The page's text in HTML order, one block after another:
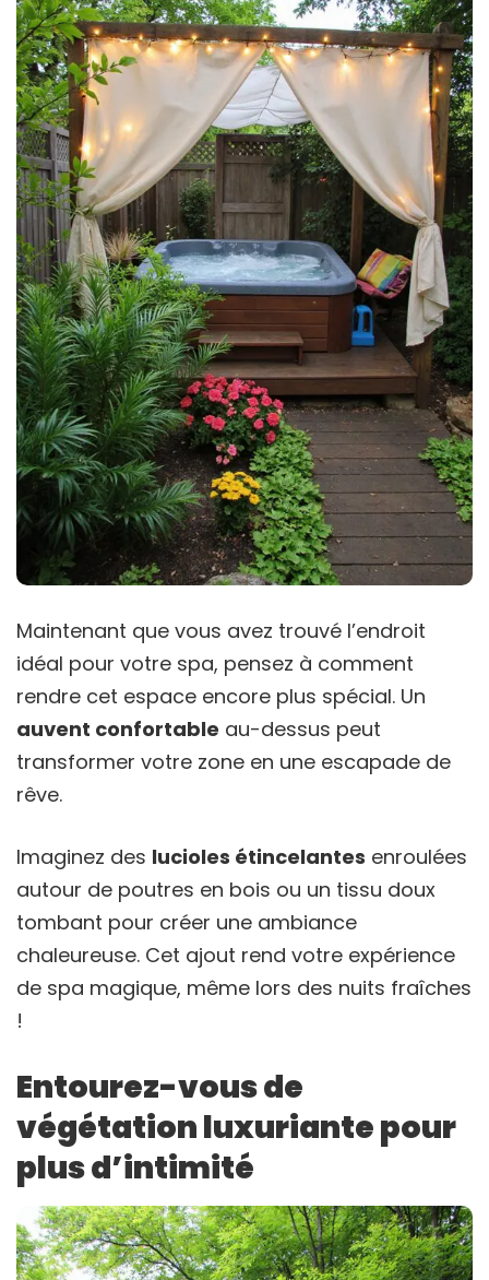
Maintenant que vous avez trouvé l’endroit
idéal pour votre spa, pensez à comment
rendre cet espace encore plus spécial. Un
auvent confortable au-dessus peut
transformer votre zone en une escapade de
rêve.
Imaginez des lucioles étincelantes enroulées
autour de poutres en bois ou un tissu doux
tombant pour créer une ambiance
chaleureuse. Cet ajout rend votre expérience
de spa magique, même lors des nuits fraîches
!
Entourez-vous de
végétation luxuriante pour
plus d’intimité